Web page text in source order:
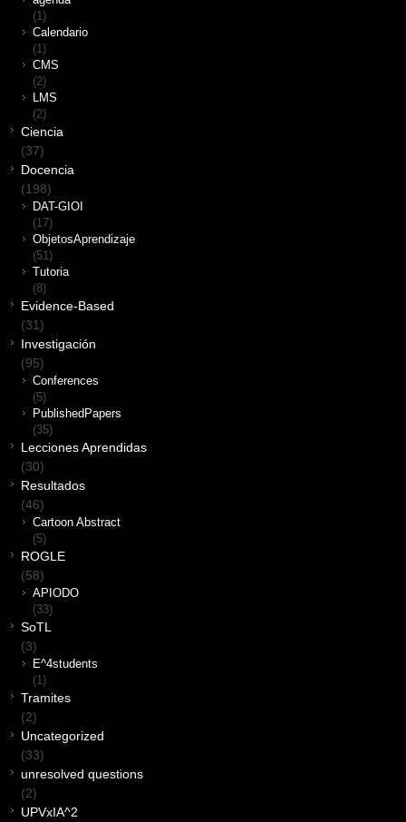
(1)
Calendario
(1)
CMS
(2)
LMS
(2)
Ciencia
(37)
Docencia
(198)
DAT-GIOI
(17)
ObjetosAprendizaje
(51)
Tutoria
(8)
Evidence-Based
(31)
Investigación
(95)
Conferences
(5)
PublishedPapers
(35)
Lecciones Aprendidas
(30)
Resultados
(46)
Cartoon Abstract
(5)
ROGLE
(58)
APIODO
(33)
SoTL
(3)
E^4students
(1)
Tramites
(2)
Uncategorized
(33)
unresolved questions
(2)
UPVxIA^2